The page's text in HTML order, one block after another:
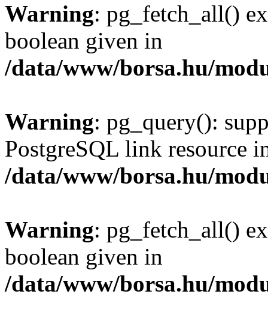
Warning: pg_fetch_all()
boolean given in
/data/www/borsa.hu/
Warning: pg_query():
PostgreSQL link resource
/data/www/borsa.hu/
Warning: pg_fetch_all()
boolean given in
/data/www/borsa.hu/